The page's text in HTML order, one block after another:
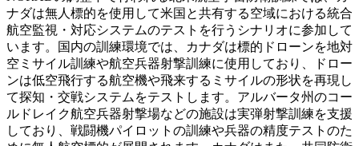
ナダは無人標的を使用して米国と共有する空域における統合
航空監視・対応システムのテストを行うシナリオに参加して
います。国内の訓練環境では、カナダは標的ドローンを地対
空ミサイル訓練や航空兵器射撃訓練に使用しており、ドロー
ンは低空飛行する航空機や飛来するミサイルの形状を再現し
て探知・交戦システムをテストします。アルバータ州のコー
ルドレイク航空兵器射撃場などの施設は実弾射撃訓練を支援
しており、戦闘機パイロットの訓練や兵器の精度テストのた